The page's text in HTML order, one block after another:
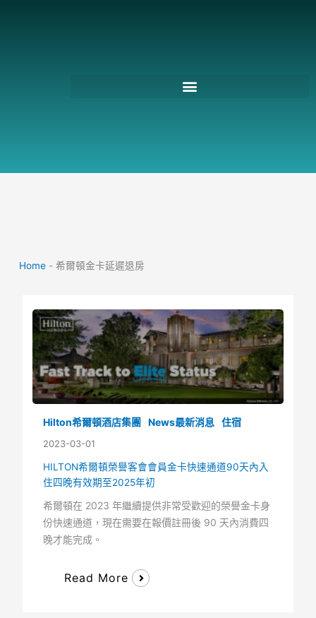
Home - 希爾頓金卡延遲退房
Hilton希爾頓酒店集團 News最新消息 住宿
2023-03-01
HILTON希爾頓榮譽客會會員金卡快速通道90天內入
住四晚有效期至2025年初
希爾頓在 2023 年繼續提供非常受歡迎的榮譽金卡身
份快速通道，現在需要在報價註冊後 90 天內消費四
晚才能完成。
Read More